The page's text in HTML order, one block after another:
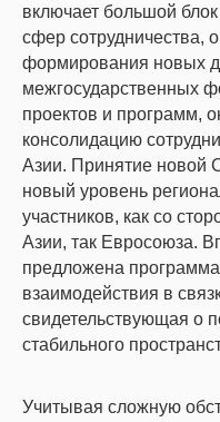
включает большой
сфер сотрудничества,
формирования новых
межгосударственных
проектов и программ,
консолидацию
Азии. Принятие новой
новый уровень
участников, как со
Азии, так Евросоюза.
предложена
взаимодействия в
свидетельствующая о
стабильного
Учитывая сложную